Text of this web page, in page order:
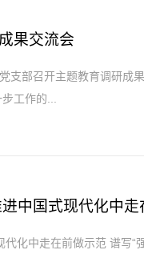
果交流会
支部召开主题教育调研成
工作的...
中国式现代化中